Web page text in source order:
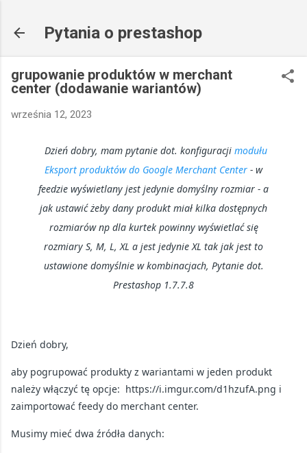
Pytania o prestashop
grupowanie produktów w merchant
center (dodawanie wariantów)
września 12, 2023
Dzień dobry, mam pytanie dot. konfiguracji modułu
Eksport produktów do Google Merchant Center - w
feedzie wyświetlany jest jedynie domyślny rozmiar - a
jak ustawić żeby dany produkt miał kilka dostępnych
rozmiarów np dla kurtek powinny wyświetlać się
rozmiary S, M, L, XL a jest jedynie XL tak jak jest to
ustawione domyślnie w kombinacjach, Pytanie dot.
Prestashop 1.7.7.8
Dzień dobry,
aby pogrupować produkty z wariantami w jeden produkt
należy włączyć tę opcje: https://i.imgur.com/d1hzufA.png i
zaimportować feedy do merchant center.
Musimy mieć dwa źródła danych: